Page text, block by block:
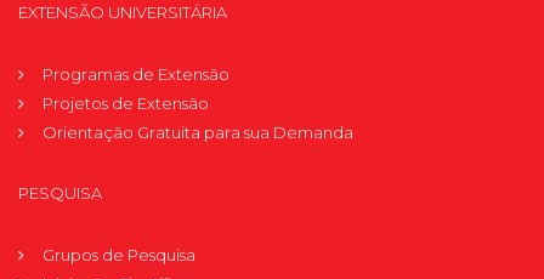
EXTENSÃO UNIVERSITÁRIA
Programas de Extensão
Projetos de Extensão
Orientação Gratuita para sua Demanda
PESQUISA
Grupos de Pesquisa